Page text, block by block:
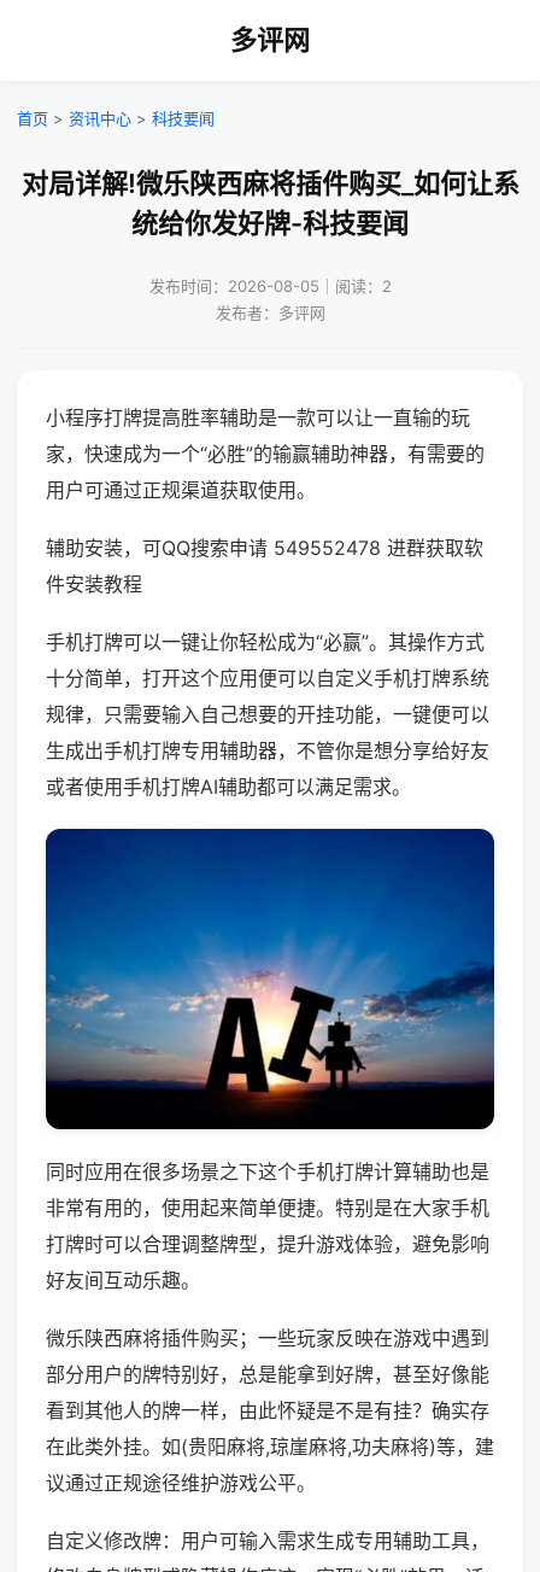
多评网
首页 > 资讯中心 > 科技要闻
对局详解!微乐陕西麻将插件购买_如何让系
统给你发好牌-科技要闻
发布时间：2026-08-05｜阅读：2
发布者：多评网
小程序打牌提高胜率辅助是一款可以让一直输的玩
家，快速成为一个“必胜”的输赢辅助神器，有需要的
用户可通过正规渠道获取使用。
辅助安装，可QQ搜索申请 549552478 进群获取软
件安装教程
手机打牌可以一键让你轻松成为“必赢”。其操作方式
十分简单，打开这个应用便可以自定义手机打牌系统
规律，只需要输入自己想要的开挂功能，一键便可以
生成出手机打牌专用辅助器，不管你是想分享给好友
或者使用手机打牌AI辅助都可以满足需求。
同时应用在很多场景之下这个手机打牌计算辅助也是
非常有用的，使用起来简单便捷。特别是在大家手机
打牌时可以合理调整牌型，提升游戏体验，避免影响
好友间互动乐趣。
微乐陕西麻将插件购买；一些玩家反映在游戏中遇到
部分用户的牌特别好，总是能拿到好牌，甚至好像能
看到其他人的牌一样，由此怀疑是不是有挂？确实存
在此类外挂。如(贵阳麻将,琼崖麻将,功夫麻将)等，建
议通过正规途径维护游戏公平。
自定义修改牌：用户可输入需求生成专用辅助工具，